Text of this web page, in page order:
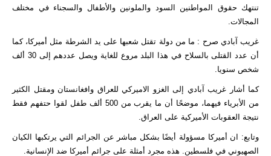
تنتهك حقوق المواطنين السود والملونين والأطفال والسجناء في مختلف
المجالات.
غريب آبادي صرح : ما من دولة تقتل شعبها على يد الشرطة مثل أميركا، كما
أن عدد القتلى بالسلاح في هذا البلد مروع للغاية ويصل عددهم إلى 30 ألف
شخص سنويا.
كما أشار غريب آبادي إلى الغزو الاميركي للعراق وافغانستان ومقتل الكثير
من الأبرياء فيهما، موضحًا أن ما يقرب من 500 ألف طفل لقوا حتفهم فقط
نتيجة العقوبات الأميركية على العراق.
وتابع: ان أميركا مسؤولة أيضًا بشكل مباشر عن الجرائم التي يرتكبها الكيان
الصهيوني في فلسطين. هذه مجرد أمثلة على جرائم أميركا ضد الإنسانية.